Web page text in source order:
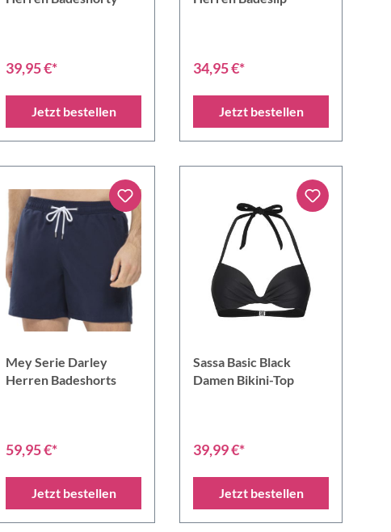
39,95 €*
Jetzt bestellen
34,95 €*
Jetzt bestellen
Mey Serie Darley
Herren Badeshorts
59,95 €*
Jetzt bestellen
Sassa Basic Black
Damen Bikini-Top
39,99 €*
Jetzt bestellen